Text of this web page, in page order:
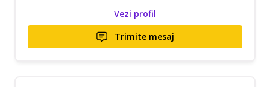
Vezi profil
Trimite mesaj